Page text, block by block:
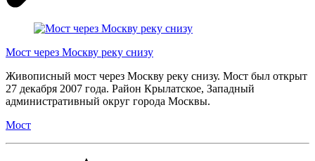
Мост через Москву реку снизу
Живописный мост через Москву реку снизу. Мост был открыт
27 декабря 2007 года. Район Крылатское, Западный
административный округ города Москвы.
Мост